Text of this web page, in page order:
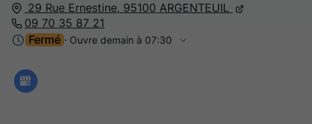
29 Rue Ernestine, 95100 ARGENTEUIL
09 70 35 87 21
Fermé ⋅ Ouvre demain à 07:30